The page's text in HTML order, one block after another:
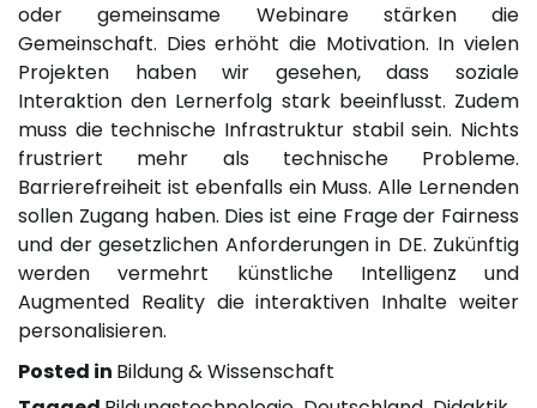
oder gemeinsame Webinare stärken die
Gemeinschaft. Dies erhöht die Motivation. In vielen
Projekten haben wir gesehen, dass soziale
Interaktion den Lernerfolg stark beeinflusst. Zudem
muss die technische Infrastruktur stabil sein. Nichts
frustriert mehr als technische Probleme.
Barrierefreiheit ist ebenfalls ein Muss. Alle Lernenden
sollen Zugang haben. Dies ist eine Frage der Fairness
und der gesetzlichen Anforderungen in DE. Zukünftig
werden vermehrt künstliche Intelligenz und
Augmented Reality die interaktiven Inhalte weiter
personalisieren.
Posted in Bildung & Wissenschaft